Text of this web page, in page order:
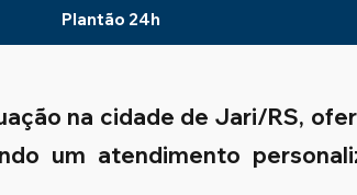
Plantão 24h
na cidade de Jari/RS,
um atendimento